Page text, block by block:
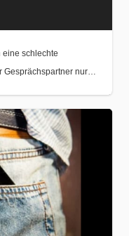
eine schlechte
nur…